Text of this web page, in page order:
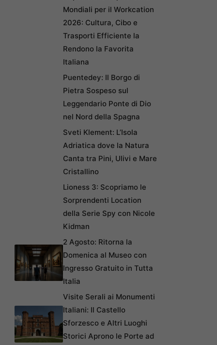
Mondiali per il Workcation
2026: Cultura, Cibo e
Trasporti Efficiente la
Rendono la Favorita
Italiana
Puentedey: Il Borgo di
Pietra Sospeso sul
Leggendario Ponte di Dio
nel Nord della Spagna
Sveti Klement: L’Isola
Adriatica dove la Natura
Canta tra Pini, Ulivi e Mare
Cristallino
Lioness 3: Scopriamo le
Sorprendenti Location
della Serie Spy con Nicole
Kidman
2 Agosto: Ritorna la
Domenica al Museo con
Ingresso Gratuito in Tutta
Italia
Visite Serali ai Monumenti
Italiani: Il Castello
Sforzesco e Altri Luoghi
Storici Aprono le Porte ad